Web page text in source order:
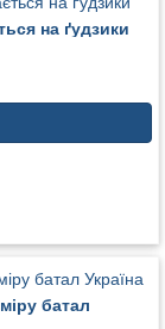
на ґудзики
батал